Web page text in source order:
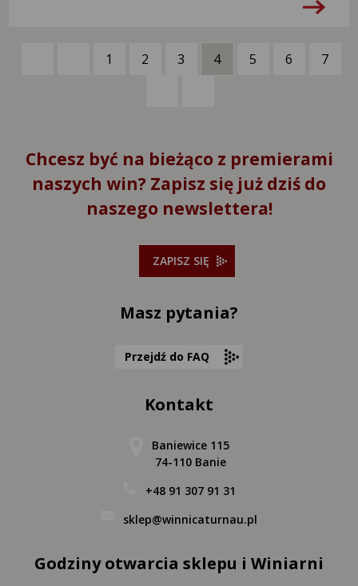
punktów oznacza poziom „superior”, a więc „bardzo
w historii strony, ale także jeden z najwyżej
ocenionych solarisów w ogóle. Pozostałe nasze wina
zmieściły się między 16,5 a 16 punktów, czyli
jednocześnie udaje się uniknąć słodko-kwaśnego
finiszu, który często występuje w bardzo
aromatycznych winach z cukrem resztkowym. Jest
też bardziej złożona, pikantna nuta, która wynosi to
delikatnym strukturalnym napięciem, które
dodatkowo niweluje wrażenie słodyczy w finiszu” A
tu punkty przyznane naszym winom. Kupicie je na
bit.ly/PlatformaZamowienWinnicaTurnau Solaris
2023 – 17 pkt. Classique Brut NV – 16.5 Szlachetny
2022 – 16,5 pkt. Rosé 2023 – 16 pkt.
1 2 3 4 5 6 7
Chcesz być na bieżąco z premierami
naszych win? Zapisz się już dziś do
naszego newslettera!
ZAPISZ SIĘ
Masz pytania?
Przejdź do FAQ
Kontakt
Baniewice 115
74-110 Banie
+48 91 307 91 31
sklep@winnicaturnau.pl
Godziny otwarcia sklepu i Winiarni